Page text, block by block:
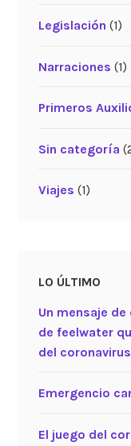
Legislación (1)
Narraciones (1)
Primeros
Sin categoría
Viajes (1)
LO ÚLTIMO
Un mensaje
de feelwater
del
Emergencio
El juego del